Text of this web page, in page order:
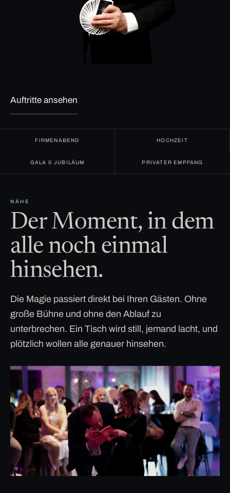
Auftritte ansehen
FIRMENABEND HOCHZEIT
GALA & JUBILÄUM PRIVATER EMPFANG
NÄHE
Der Moment, in dem
alle noch einmal
hinsehen.
Die Magie passiert direkt bei Ihren Gästen. Ohne
große Bühne und ohne den Ablauf zu
unterbrechen. Ein Tisch wird still, jemand lacht, und
plötzlich wollen alle genauer hinsehen.